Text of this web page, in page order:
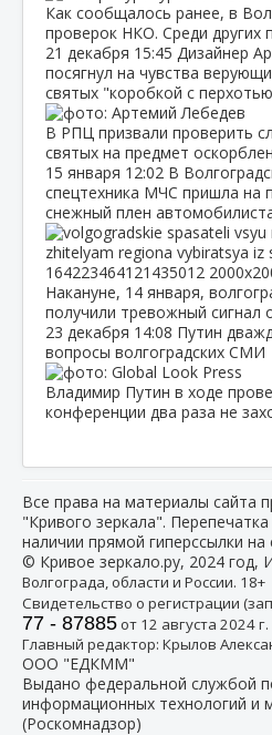
Как сообщалось ранее, в
проверок НКО. Среди других
21 декабря 15:45 Дизайнер
посягнул на чувства
святых "коробкой с
В РПЦ призвали проверить
святых на предмет
15 января 12:02 В
спецтехника МЧС пришла
снежный плен
Накануне, 14 января,
получили тревожный сигнал
23 декабря 14:08 Путин
вопросы волгоградских СМИ
Владимир Путин в ходе
конференции два раза не
Все права на материалы сайта
"Кривого зеркала".
наличии прямой гиперссылки на
© Кривое зеркало.ру, 2024 год,
Волгограда, области и России. 18+
Свидетельство о регистрации
77 - 87885от 12 августа 2024 г.
Главный редактор: Крылов
ООО "ЕДКММ"
Выдано федеральной службой
информационных технологий и
(Роскомнадзор)